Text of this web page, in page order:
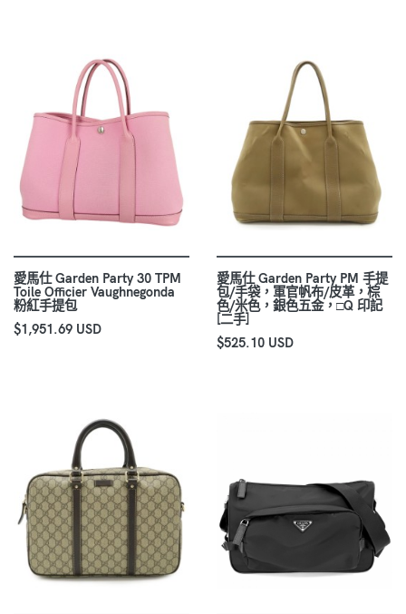
愛馬仕 Garden Party 30 TPM
Toile Officier Vaughnegonda
粉紅手提包
$1,951.69 USD
愛馬仕 Garden Party PM 手提
包/手袋，軍官帆布/皮革，棕
色/米色，銀色五金，□Q 印記
[二手]
$525.10 USD